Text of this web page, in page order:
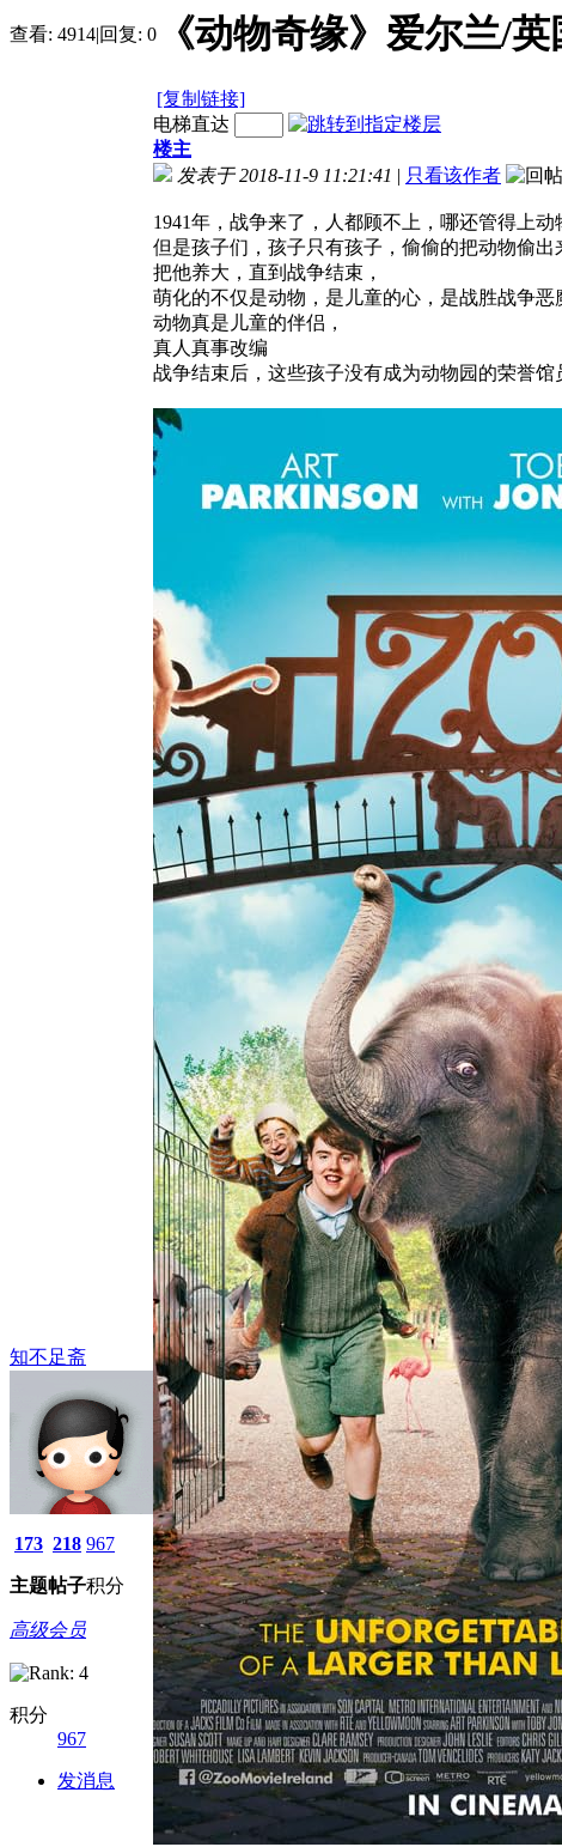
查看: 4914|回复: 0 《动物奇缘》爱尔兰/英
[复制链接]
知不足斋
173
主题
218
帖子
967
积分
高级会员
积分
967
发消息
电梯直达
楼主
发表于 2018-11-9 11:21:41 | 只看该作者
1941年，战争来了，人都顾不上，哪还管得上动
但是孩子们，孩子只有孩子，偷偷的把动物偷出
把他养大，直到战争结束，
萌化的不仅是动物，是儿童的心，是战胜战争恶
动物真是儿童的伴侣，
真人真事改编
战争结束后，这些孩子没有成为动物园的荣誉馆